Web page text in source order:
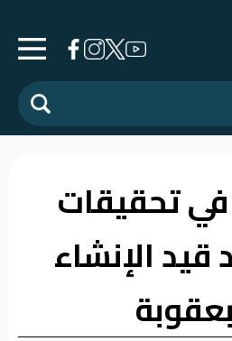
تحقيقات
الإنشاء